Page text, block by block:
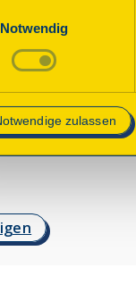
Notwendig
zulassen